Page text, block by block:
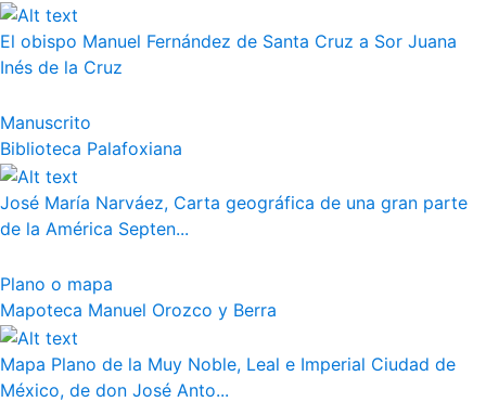
El obispo Manuel Fernández de Santa Cruz a Sor Juana
Inés de la Cruz
Manuscrito
Biblioteca Palafoxiana
José María Narváez, Carta geográfica de una gran parte
de la América Septen...
Plano o mapa
Mapoteca Manuel Orozco y Berra
Mapa Plano de la Muy Noble, Leal e Imperial Ciudad de
México, de don José Anto...